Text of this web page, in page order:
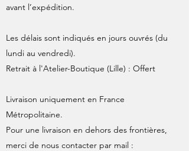
avant l’expédition.
Les délais sont indiqués en jours ouvrés (du
lundi au vendredi).
Retrait à l'Atelier-Boutique (Lille) : Offert
Livraison uniquement en France
Métropolitaine.
Pour une livraison en dehors des frontières,
merci de nous contacter par mail :